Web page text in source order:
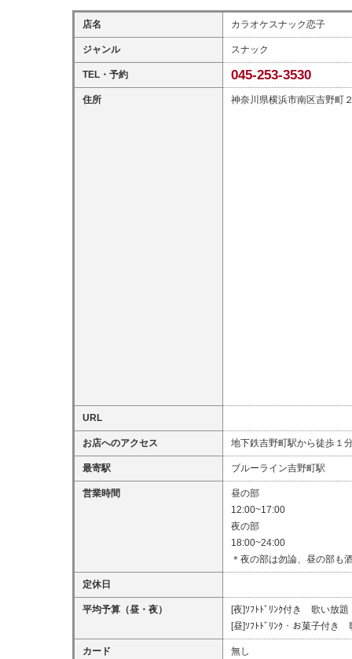
店名 カラオケスナック恋子
ジャンル スナック
TEL・予約 045-253-3530
住所 神奈川県横浜市南区吉野町
URL
お店へのアクセス 地下鉄吉野町駅から徒歩１
最寄駅 ブルーライン吉野町駅
営業時間
昼の部
12:00~17:00
夜の部
18:00~24:00
＊夜の部は勿論、昼の部も
定休日
平均予算（昼・夜）
[夜]ｿﾌﾄﾄﾞﾘﾝｸ付き 歌い放
[昼]ｿﾌﾄﾄﾞﾘﾝｸ・お菓子付
カード 無し